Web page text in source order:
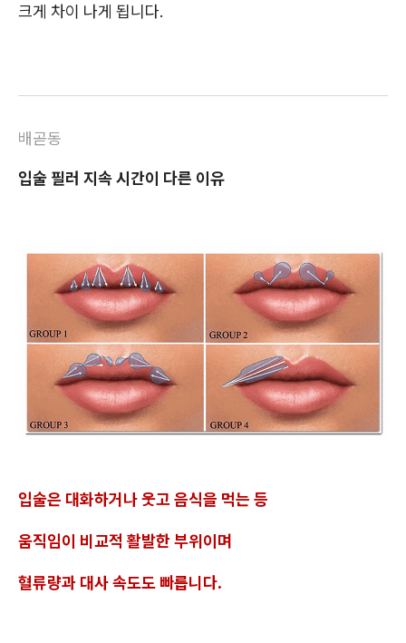
크게 차이 나게 됩니다.
배곧동
입술 필러 지속 시간이 다른 이유
입술은 대화하거나 웃고 음식을 먹는 등
움직임이 비교적 활발한 부위이며
혈류량과 대사 속도도 빠릅니다.